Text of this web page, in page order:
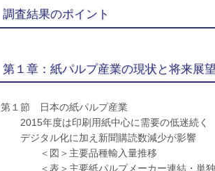
調査結果のポイント
第１章：紙パルプ産業の現状と将来展望
第１節 日本の紙パルプ産業
2015年度は印刷用紙中心に需要の低迷続く
デジタル化に加え新聞購読数減少が影響
＜図＞主要品種輸入量推移
＜表＞主要紙パルプメーカー連結・単独